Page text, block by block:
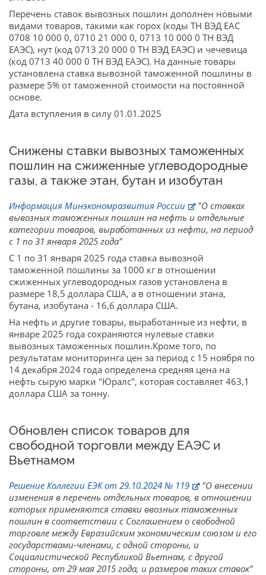
Перечень ставок вывозных пошлин дополнен новыми
видами товаров, такими как горох (коды ТН ВЭД ЕАС
0708 10 000 0, 0710 21 000 0, 0713 10 000 0 ТН ВЭД
ЕАЭС), нут (код 0713 20 000 0 ТН ВЭД ЕАЭС) и чечевица
(код 0713 40 000 0 ТН ВЭД ЕАЭС). На данные товары
установлена ставка вывозной таможенной пошлины в
размере 5% от таможенной стоимости на постоянной
основе.
Дата вступления в силу 01.01.2025
Снижены ставки вывозных таможенных
пошлин на сжиженные углеводородные
газы, а также этан, бутан и изобутан
Информация Минэкономразвития России
"О ставках
вывозных таможенных пошлин на нефть и отдельные
категории товаров, выработанных из нефти, на период
с 1 по 31 января 2025 года"
С 1 по 31 января 2025 года ставка вывозной
таможенной пошлины за 1000 кг в отношении
сжиженных углеводородных газов установлена в
размере 18,5 доллара США, а в отношении этана,
бутана, изобутана - 16,6 доллара США.
На нефть и другие товары, выработанные из нефти, в
январе 2025 года сохраняются нулевые ставки
вывозных таможенных пошлин.Кроме того, по
результатам мониторинга цен за период с 15 ноября по
14 декабря 2024 года определена средняя цена на
нефть сырую марки "Юралс", которая составляет 463,1
доллара США за тонну.
Обновлен список товаров для
свободной торговли между ЕАЭС и
Вьетнамом
Решение Коллегии ЕЭК от 29.10.2024 № 119
"О внесении
изменения в перечень отдельных товаров, в отношении
которых применяются ставки ввозных таможенных
пошлин в соответствии с Соглашением о свободной
торговле между Евразийским экономическим союзом и его
государствами-членами, с одной стороны, и
Социалистической Республикой Вьетнам, с другой
стороны, от 29 мая 2015 года, и размеров таких ставок"